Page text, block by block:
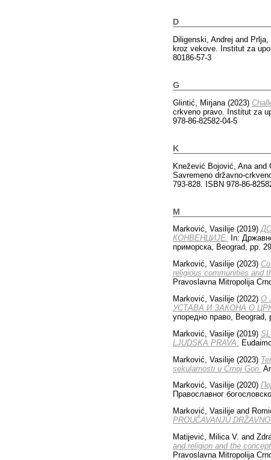
D
Diligenski, Andrej and Prlja,
kroz vekove. Institut za
80186-57-3
G
Glintić, Mirjana (2023)
crkveno pravo. Institut za
978-86-82582-04-5
K
Knežević Bojović, Ana and
Savremeno državno-
793-828. ISBN 978-86-
M
Marković, Vasilije (2019)
КОНВЕНЦИЈЕ.
In:
приморска, Beograd, pp.
Marković, Vasilije (2023)
religious communities and
Pravoslavna Mitropolija
Marković, Vasilije (2022) O
УСТАВА И ЗАКОНА О
упоредно право, Beograd,
Marković, Vasilije (2019)
LJUDSKA PRAVA.
Marković, Vasilije (2023)
sekularnosti u Crnoj Gori.
Marković, Vasilije (2020)
Православног
Marković, Vasilije and
PROUČAVANJU
Matijević, Milica V. and
and religion and the
Pravoslavna Mitropolija